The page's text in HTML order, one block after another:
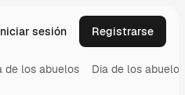
sesión Registrarse
de los abuelos Dia de los abuelos